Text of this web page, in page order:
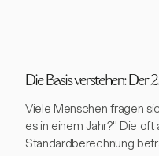
Die Basis verstehen: Der
Viele Menschen fragen
es in einem Jahr?" Die
Standardberechnung